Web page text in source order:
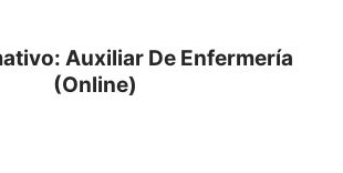
Auxiliar De Enfermería
(Online)